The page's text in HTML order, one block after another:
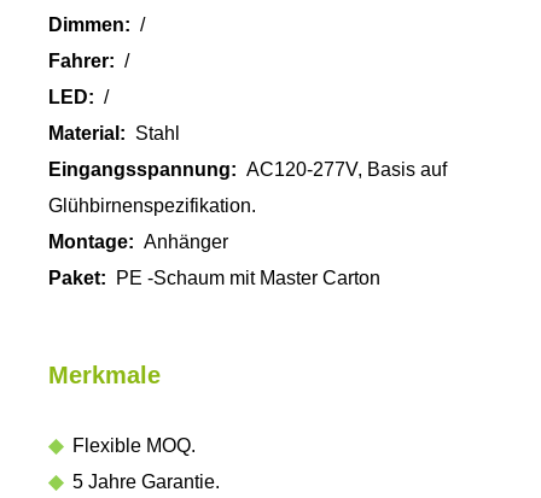
Dimmen: /
Fahrer: /
LED: /
Material: Stahl
Eingangsspannung: AC120-277V, Basis auf
Glühbirnenspezifikation.
Montage: Anhänger
Paket:
PE -Schaum mit Master Carton
Merkmale
◆ Flexible MOQ.
◆ 5 Jahre Garantie.